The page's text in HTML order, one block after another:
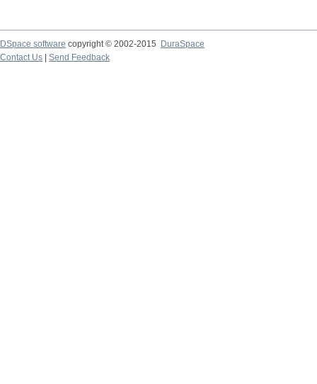
DSpace software copyright © 2002-2015
DuraSpace
Contact Us
Send Feedback